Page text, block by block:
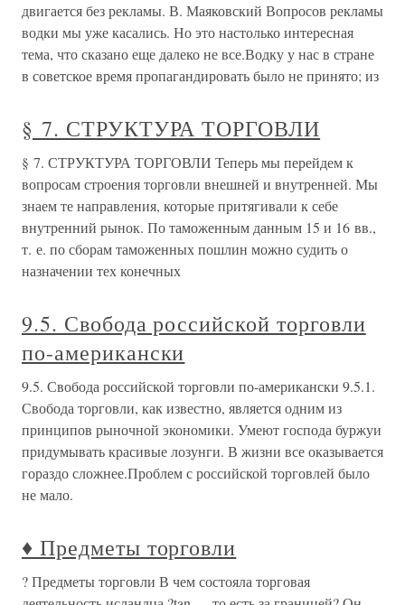
двигается без рекламы. В. Маяковский Вопросов рекламы
водки мы уже касались. Но это настолько интересная
тема, что сказано еще далеко не все.Водку у нас в стране
в советское время пропагандировать было не принято; из
§ 7. СТРУКТУРА ТОРГОВЛИ
§ 7. СТРУКТУРА ТОРГОВЛИ Теперь мы перейдем к
вопросам строения торговли внешней и внутренней. Мы
знаем те направления, которые притягивали к себе
внутренний рынок. По таможенным данным 15 и 16 вв.,
т. е. по сборам таможенных пошлин можно судить о
назначении тех конечных
9.5. Свобода российской торговли
по-американски
9.5. Свобода российской торговли по-американски 9.5.1.
Свобода торговли, как известно, является одним из
принципов рыночной экономики. Умеют господа буржуи
придумывать красивые лозунги. В жизни все оказывается
гораздо сложнее.Проблем с российской торговлей было
не мало.
♦ Предметы торговли
? Предметы торговли В чем состояла торговая